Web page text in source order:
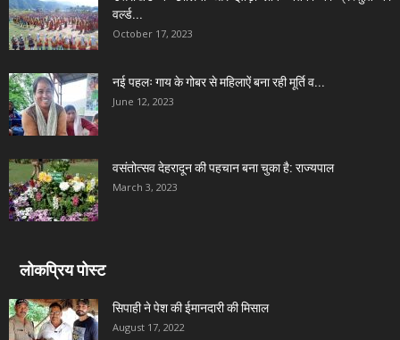
वर्ल्ड...
October 17, 2023
नई पहलः गाय के गोबर से महिलाऐं बना रही मूर्ति व...
June 12, 2023
वसंतोत्सव देहरादून की पहचान बना चुका है: राज्यपाल
March 3, 2023
लोकप्रिय पोस्ट
सिपाही ने पेश की ईमानदारी की मिसाल
August 17, 2022